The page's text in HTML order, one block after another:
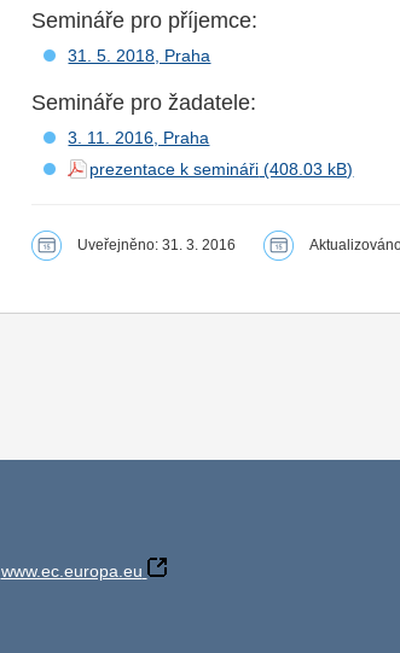
Semináře pro příjemce:
31. 5. 2018, Praha
Semináře pro žadatele:
3. 11. 2016, Praha
prezentace k semináři
Uveřejněno: 31. 3. 2016
www.ec.europa.eu